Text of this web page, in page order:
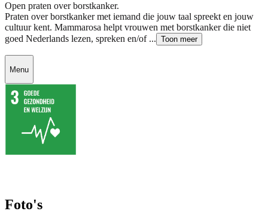
Open praten over borstkanker.
Praten over borstkanker met iemand die jouw taal spreekt en jouw
cultuur kent. Mammarosa helpt vrouwen met borstkanker die niet
goed Nederlands lezen, spreken en/of ... Toon meer
Menu
Foto's